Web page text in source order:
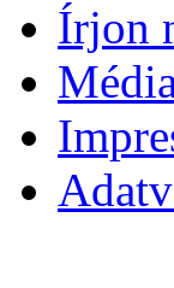
Írjon